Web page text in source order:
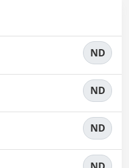
ND
ND
ND